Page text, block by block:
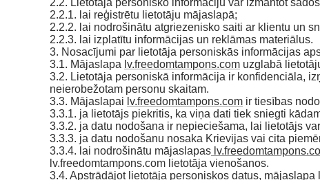
2.2. Lietotāja personisko informāciju var izmantot
2.2.1. lai reģistrētu lietotāju mājaslapā;
2.2.2. lai nodrošinātu atgriezenisko saiti ar klientu un
2.2.3. lai izplatītu informācijas un reklāmas materiālus.
3. Nosacījumi par lietotāja personiskās informācijas
3.1. Mājaslapa lv.freedomtampons.com uzglabā
3.2. Lietotāja personiskā informācija ir konfidenciāla,
neierobežotam personu skaitam.
3.3. Mājaslapai lv.freedomtampons.com ir tiesības
3.3.1. ja lietotājs piekritis, ka viņa dati tiek sniegti
3.3.2. ja datu nodošana ir nepieciešama, lai lietotājs
3.3.3. ja datu nodošanu nosaka Krievijas vai cita
3.3.4. lai nodrošinātu mājaslapas
lv.freedomtampons.com lietotāja vienošanos.
3.4. Apstrādājot lietotāja personiskos datus, mājaslapa